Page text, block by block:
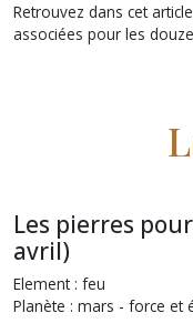
Retrouvez dans cet
associées pour les
Les pierres
avril)
Element : feu
Planète : mars - force et